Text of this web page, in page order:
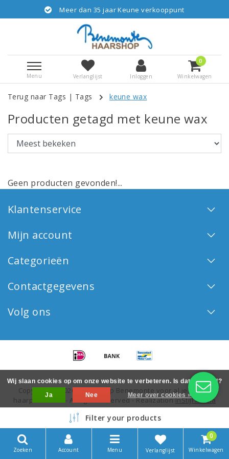
Meer dan 35 jaar Keune verkooppunt
Menu Verlanglijst Inloggen
0
Winkelwagen
Terug naar Tags | Tags keune wax
Producten getagd met keune wax
Geen producten gevonden!...
Klantenservice
Mijn account
Categorieën
Contactgegevens
Volg ons
Copyright © 2026 - Haarshop Benemonte voor al je Keune
haarproducten - All rights reserved - RealizationInStijl Media
Filter your products
Zoeken Account Menu Verlanglijst
0
Winkelwagen
Wij slaan cookies op om onze website te verbeteren. Is dat akkoord?
Ja
Nee Meer over cookies »